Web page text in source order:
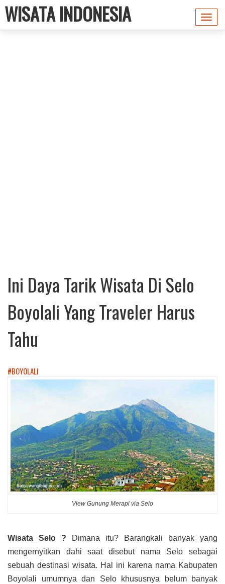
WISATA INDONESIA
Ini Daya Tarik Wisata Di Selo
Boyolali Yang Traveler Harus
Tahu
#BOYOLALI
View Gunung Merapi via Selo
Wisata Selo ? Dimana itu? Barangkali banyak yang
mengernyitkan dahi saat disebut nama Selo sebagai
sebuah destinasi wisata. Hal ini karena nama Kabupaten
Boyolali umumnya dan Selo khususnya belum banyak